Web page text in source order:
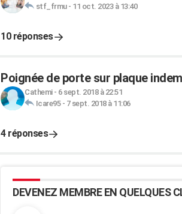
stf_frmu- 11 oct. 2023 à 13:40
10 réponses
Poignée de porte sur plaque
Cathemi- 6 sept. 2018 à 22:51
Icare95- 7 sept. 2018 à 11:06
4 réponses
DEVENEZ MEMBRE EN QUELQUES